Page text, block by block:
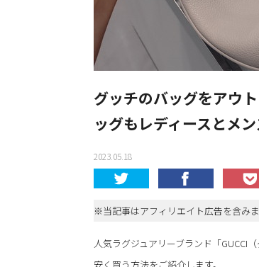
グッチのバッグをアウ
ッグもレディースとメ
2023.05.18
※当記事はアフィリエイト広告を含みま
人気ラグジュアリーブランド「GUCCI